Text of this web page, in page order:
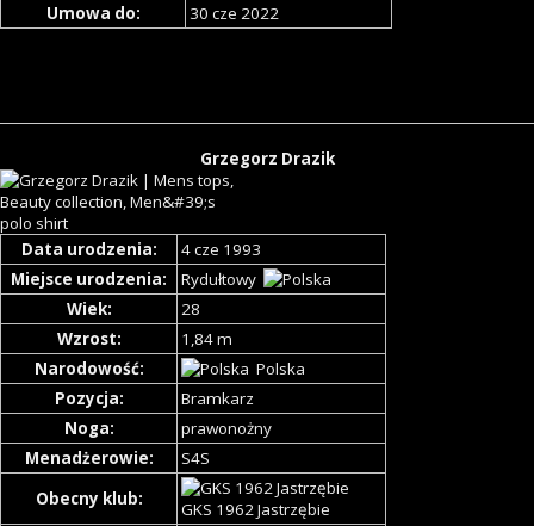
Umowa do:
30 cze 2022
Grzegorz Drazik
Data urodzenia:
4 cze 1993
Miejsce urodzenia:
Rydułtowy
Wiek:
28
Wzrost:
1,84 m
Narodowość:
Polska
Pozycja:
Bramkarz
Noga:
prawonożny
Menadżerowie:
S4S
Obecny klub:
GKS 1962 Jastrzębie